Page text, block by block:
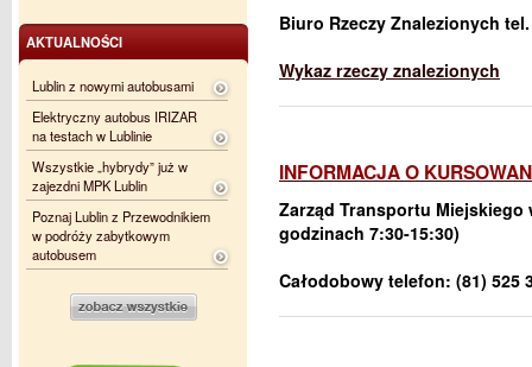
Biuro Rzeczy Znalezionych tel.
Wykaz rzeczy znalezionych
INFORMACJA O
Zarząd Transportu Miejskiego
godzinach 7:30-15:30)
Całodobowy telefon: (81) 525
AKTUALNOŚCI
Lublin z nowymi autobusami
Elektryczny autobus IRIZAR
na testach w Lublinie
Wszystkie „hybrydy” już w
zajezdni MPK Lublin
Poznaj Lublin z Przewodnikiem
w podróży zabytkowym
autobusem